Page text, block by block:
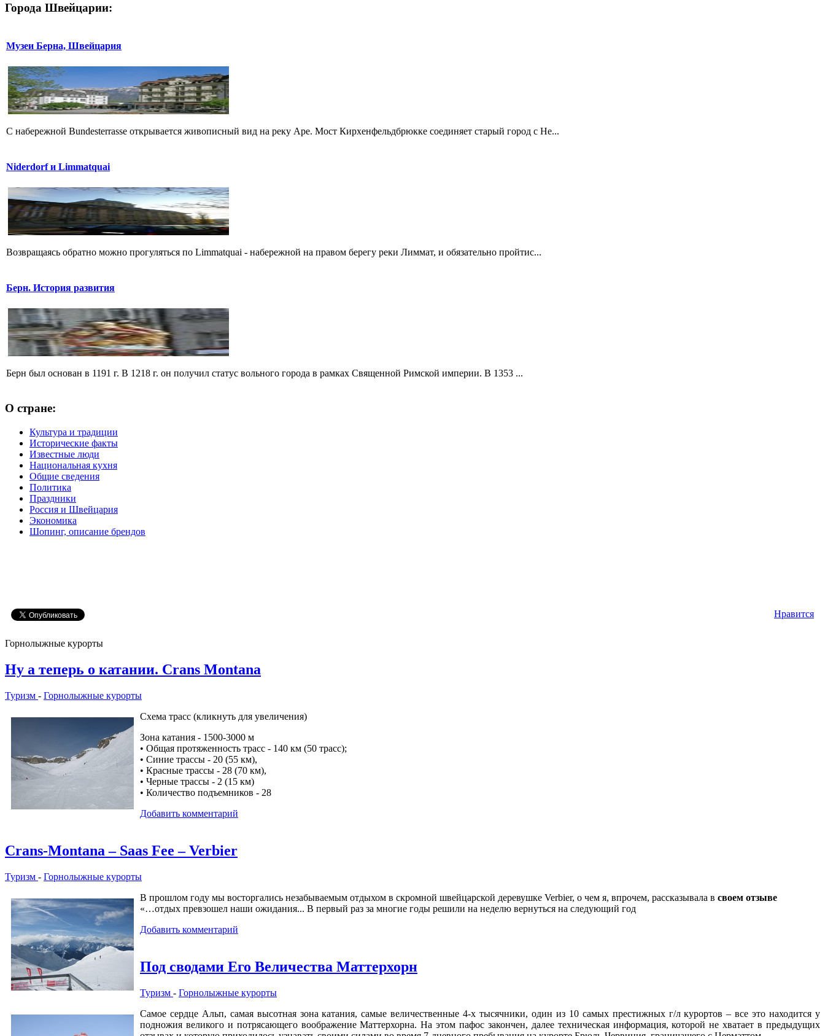
Города Швейцарии:
Музеи Берна, Швейцария
С набережной Bundesterrasse открывается живописный вид на реку Аре. Мост Кирхенфельдбрюкке соединяет старый город с He...
Niderdorf и Limmatquai
Возвращаясь обратно можно прогуляться по Limmatquai - набережной на правом берегу реки Лиммат, и обязательно пройтис...
Берн. История развития
Берн был основан в 1191 г. В 1218 г. он получил статус вольного города в рамках Священной Римской империи. В 1353 ...
О стране:
Культура и традиции
Исторические факты
Известные люди
Национальная кухня
Общие сведения
Политика
Праздники
Россия и Швейцария
Экономика
Шопинг, описание брендов
Нравится
Горнолыжные курорты
Ну а теперь о катании. Crans Montana
Туризм - Горнолыжные курорты
Схема трасс (кликнуть для увеличения)
Зона катания - 1500-3000 м
• Общая протяженность трасс - 140 км (50 трасс);
• Синие трассы - 20 (55 км),
• Красные трассы - 28 (70 км),
• Черные трассы - 2 (15 км)
• Количество подъемников - 28
Добавить комментарий
Crans-Montana – Saas Fee – Verbier
Туризм - Горнолыжные курорты
В прошлом году мы восторгались незабываемым отдыхом в скромной швейцарской деревушке Verbier, о чем я, впрочем, рассказывала в своем отзыве
«…отдых превзошел наши ожидания... В первый раз за многие годы решили на неделю вернуться на следующий год
Добавить комментарий
Под сводами Его Величества Маттерхорн
Туризм - Горнолыжные курорты
Самое сердце Альп, самая высотная зона катания, самые величественные 4-х тысячники, один из 10 самых престижных г/л курортов – все это находится у
подножия великого и потрясающего воображение Маттерхорна. На этом пафос закончен, далее техническая информация, которой не хватает в предыдущих